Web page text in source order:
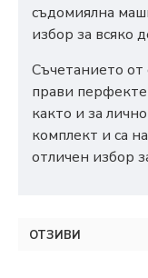
съдомиялна
избор за всяко
Съчетанието
прави
както и за
комплект и са
отличен избор
ОТЗИВИ